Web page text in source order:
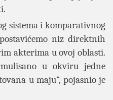
sistema i komparativnog
niz direktnih
akterima u ovoj oblasti.
u okviru jedne
u maju“, pojasnio je